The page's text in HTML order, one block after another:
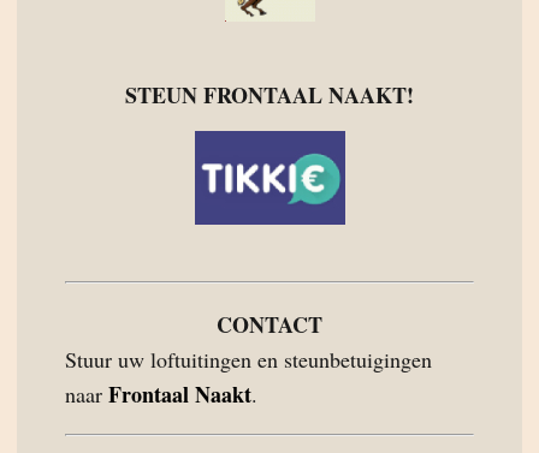
STEUN FRONTAAL NAAKT!
CONTACT
Stuur uw loftuitingen en steunbetuigingen
naar Frontaal Naakt.